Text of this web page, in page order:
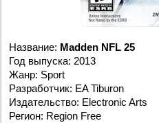
Название: Madden NFL 25
Год выпуска: 2013
Жанр: Sport
Разработчик: EA Tiburon
Издательство: Electronic Arts
Регион: Region Free